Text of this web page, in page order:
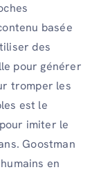
basée
des
pour générer
tromper les
est le
imiter le
Goostman
en